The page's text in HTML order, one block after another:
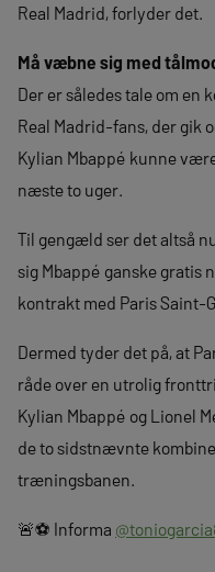
Real Madrid, forlyder det.
Må væbne sig med
Der er således tale om en
Real Madrid-fans, der gik
Kylian Mbappé kunne
næste to uger.
Til gengæld ser det altså
sig Mbappé ganske gratis
kontrakt med Paris Saint-
Dermed tyder det på, at
råde over en utrolig
Kylian Mbappé og Lionel
de to sidstnævnte
træningsbanen.
🚨⚽️ Informa